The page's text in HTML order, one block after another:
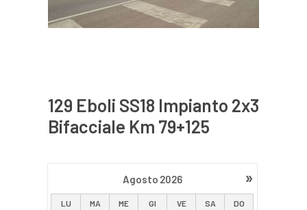
129 Eboli SS18 Impianto 2x3
Bifacciale Km 79+125
»
Agosto 2026
LU MA ME GI VE SA DO